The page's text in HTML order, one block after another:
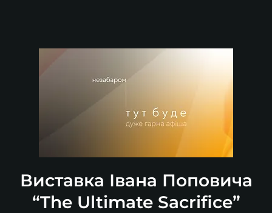
Виставка Івана Поповича
“The Ultimate Sacrifice”